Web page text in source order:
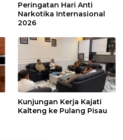
Peringatan Hari Anti
Narkotika Internasional
2026
Kunjungan Kerja Kajati
Kalteng ke Pulang Pisau